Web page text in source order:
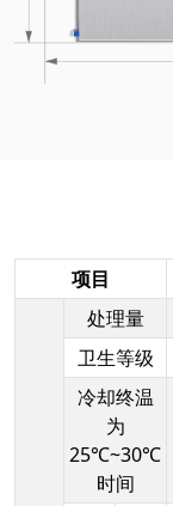
项目
处理量
卫生等级
冷却终温
为
25℃~30℃
时间